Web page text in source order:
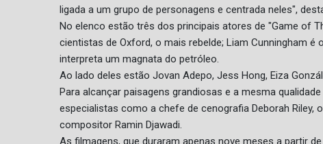
ligada a um grupo de personagens e centrada neles",
No elenco estão três dos principais atores de "Game of
cientistas de Oxford, o mais rebelde; Liam Cunningham
interpreta um magnata do petróleo.
Ao lado deles estão Jovan Adepo, Jess Hong, Eiza
Para alcançar paisagens grandiosas e a mesma
especialistas como a chefe de cenografia Deborah Riley,
compositor Ramin Djawadi.
As filmagens, que duraram apenas nove meses a partir